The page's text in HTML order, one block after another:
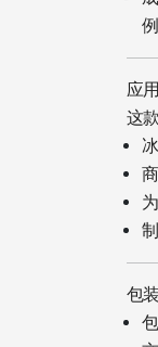
应
这
包